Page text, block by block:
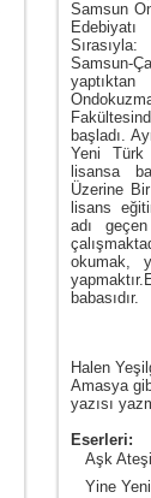
Samsun
Samsun-
başladı.
Yeni Türk
lisansa
Üzerine
lisans
adı
okumak,
babasıdır.
Halen
Amasya
yazısı
Eserleri:
Aşk
Yine